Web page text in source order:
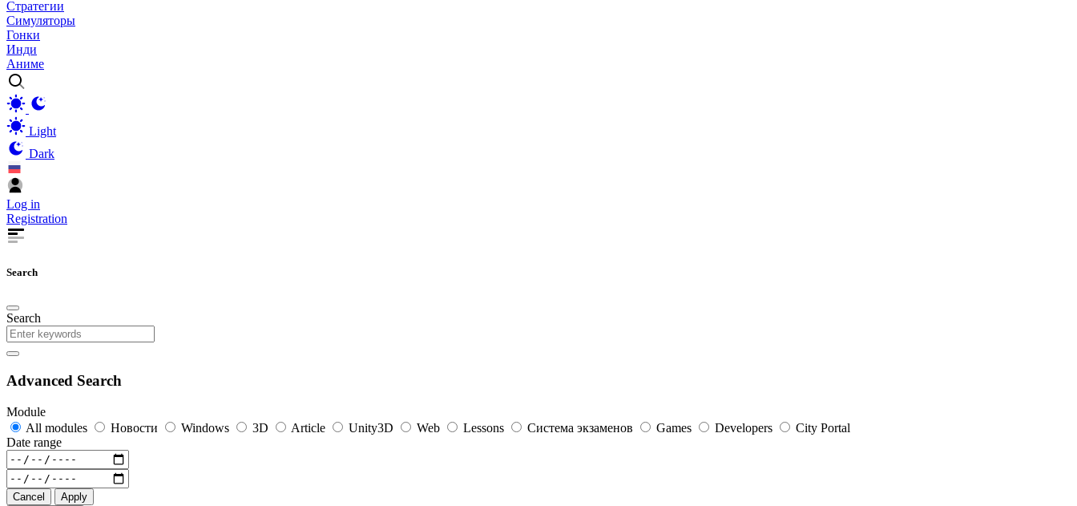
Стратегии
Симуляторы
Гонки
Инди
Аниме
Light
Dark
Log in
Registration
Search
Search
Advanced Search
Module
All modules
Новости Windows 3D Article Unity3D Web Lessons Система экзаменов Games Developers
City Portal
Date range
Cancel
Apply